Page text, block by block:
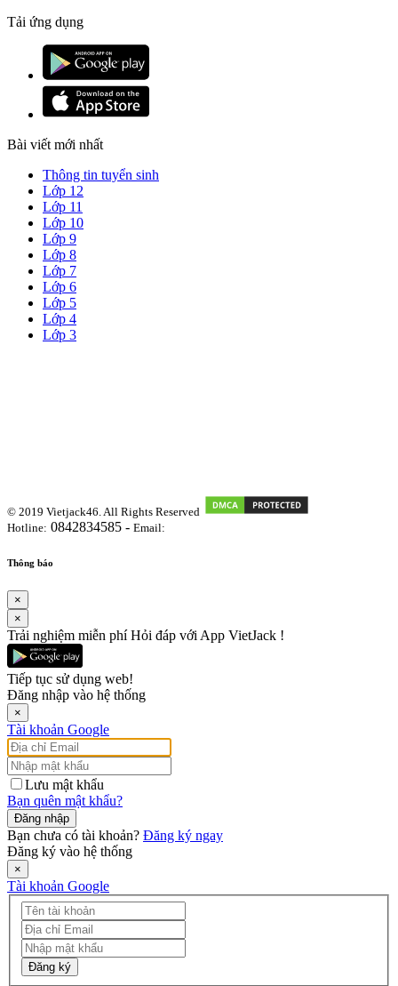
Tải ứng dụng
Bài viết mới nhất
Thông tin tuyển sinh
Lớp 12
Lớp 11
Lớp 10
Lớp 9
Lớp 8
Lớp 7
Lớp 6
Lớp 5
Lớp 4
Lớp 3
© 2019 Vietjack46. All Rights Reserved
Hotline: 0842834585 - Email:
Thông báo
×
×
Trải nghiệm miễn phí Hỏi đáp với App VietJack !
Tiếp tục sử dụng web!
Đăng nhập vào hệ thống
×
Tài khoản Google
Lưu mật khẩu
Bạn quên mật khẩu?
Đăng nhập
Bạn chưa có tài khoản? Đăng ký ngay
Đăng ký vào hệ thống
×
Tài khoản Google
Đăng ký